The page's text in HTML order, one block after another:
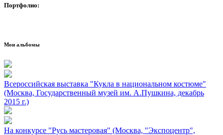
Портфолио:
Мои альбомы
Всероссийская выставка "Кукла в национальном костюме"
(Москва, Государственный музей им. А.Пушкина, декабрь
2015 г.)
На конкурсе "Русь мастеровая" (Москва, "Экспоцентр",